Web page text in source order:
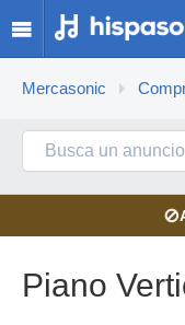
Mercasonic
⊘
Piano